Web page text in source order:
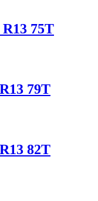
R13 75T
79T
82T